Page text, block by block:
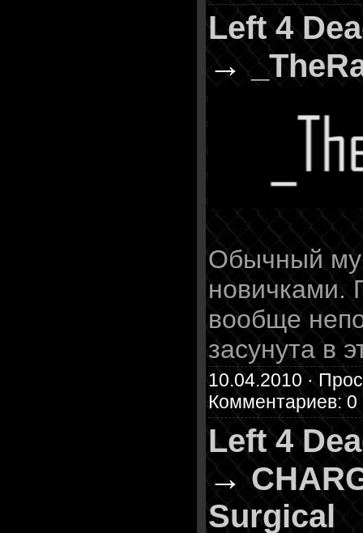
Left 4
→
Обычный
новичками.
вообще
засунута в
10.04.2010 ·
Комментариев: 0
Left 4
→
Surgical